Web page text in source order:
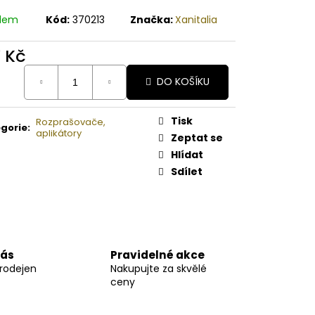
Kód: 370213 Značka:Xanitalia
Kč
DO KOŠÍKU
: Rozprašovače,
aplikátory
Tisk
Zeptat se
Hlídat
Sdílet
Pravidelné akce
Nakupujte za skvělé
ceny
MELOUN ORGANICKÉ
BAMBUCKÉ MÁSLO